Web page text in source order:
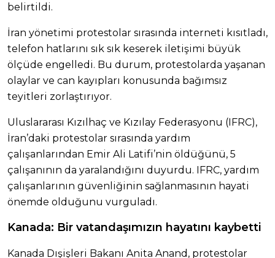
belirtildi.
İran yönetimi protestolar sırasında interneti kısıtladı,
telefon hatlarını sık sık keserek iletişimi büyük
ölçüde engelledi. Bu durum, protestolarda yaşanan
olaylar ve can kayıpları konusunda bağımsız
teyitleri zorlaştırıyor.
Uluslararası Kızılhaç ve Kızılay Federasyonu (IFRC),
İran’daki protestolar sırasında yardım
çalışanlarından Emir Ali Latifi’nin öldüğünü, 5
çalışanının da yaralandığını duyurdu. IFRC, yardım
çalışanlarının güvenliğinin sağlanmasının hayati
önemde olduğunu vurguladı.
Kanada: Bir vatandaşımızın hayatını kaybetti
Kanada Dışişleri Bakanı Anita Anand, protestolar